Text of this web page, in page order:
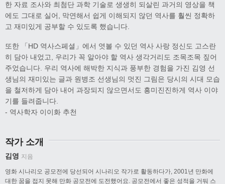
한 자료 조사와 최첨단 과학 기술로 생생히 되살린 과거의 영상을 책
에도 그대로 실어, 막연해서 쉽게 이해되지 않던 역사를 훨씬 정확하
고 재미있게 공부할 수 있도록 했습니다.
또한 「HD 역사스페셜」에서 엿볼 수 있던 역사 사랑 정신도 고스란
히 담아 내었고, 우리가 꼭 알아야 할 역사 생각거리도 조목조목 짚어
주었습니다. 우리 역사에 해박한 지식과 풍부한 경험을 가진 김영 선
생님의 재미있는 글과 원병조 선생님의 멋진 그림은 당시의 시대 모습
을 철저하게 담아 내어 과장되지 않으면서도 흥미진진하게 역사 이야
기를 들려줍니다.
- 역사학자 이이화 추천
작가 소개
김영 지음
영화 시나리오 공모전에 당선되어 시나리오 작가로 활동하다가, 2001년 만화에
대한 꿈을 접지 못해 만화 공모전에 도전했어요. 공모전에서 좋은 성적을 거둬 스